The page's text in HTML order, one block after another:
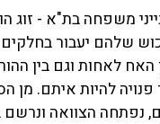
משפחה בת"א - זוג
שלהם יעבור בחלקים
לאחות וגם בין
פנויה להיות איתם.